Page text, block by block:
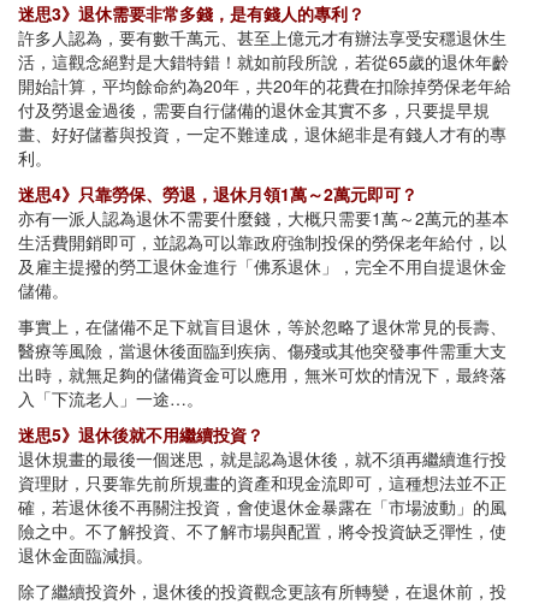
迷思3》退休需要非常多錢，是有錢人的專利？
許多人認為，要有數千萬元、甚至上億元才有辦法享受安穩退休生
活，這觀念絕對是大錯特錯！就如前段所說，若從65歲的退休年齡
開始計算，平均餘命約為20年，共20年的花費在扣除掉勞保老年給
付及勞退金過後，需要自行儲備的退休金其實不多，只要提早規
畫、好好儲蓄與投資，一定不難達成，退休絕非是有錢人才有的專
利。
迷思4》只靠勞保、勞退，退休月領1萬～2萬元即可？
亦有一派人認為退休不需要什麼錢，大概只需要1萬～2萬元的基本
生活費開銷即可，並認為可以靠政府強制投保的勞保老年給付，以
及雇主提撥的勞工退休金進行「佛系退休」，完全不用自提退休金
儲備。
事實上，在儲備不足下就盲目退休，等於忽略了退休常見的長壽、
醫療等風險，當退休後面臨到疾病、傷殘或其他突發事件需重大支
出時，就無足夠的儲備資金可以應用，無米可炊的情況下，最終落
入「下流老人」一途…。
迷思5》退休後就不用繼續投資？
退休規畫的最後一個迷思，就是認為退休後，就不須再繼續進行投
資理財，只要靠先前所規畫的資產和現金流即可，這種想法並不正
確，若退休後不再關注投資，會使退休金暴露在「市場波動」的風
險之中。不了解投資、不了解市場與配置，將令投資缺乏彈性，使
退休金面臨減損。
除了繼續投資外，退休後的投資觀念更該有所轉變，在退休前，投